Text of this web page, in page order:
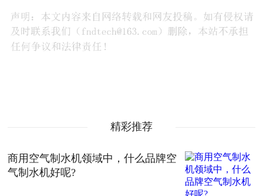
精彩推荐
商用空气制水机领域中，什么品牌空
气制水机好呢?